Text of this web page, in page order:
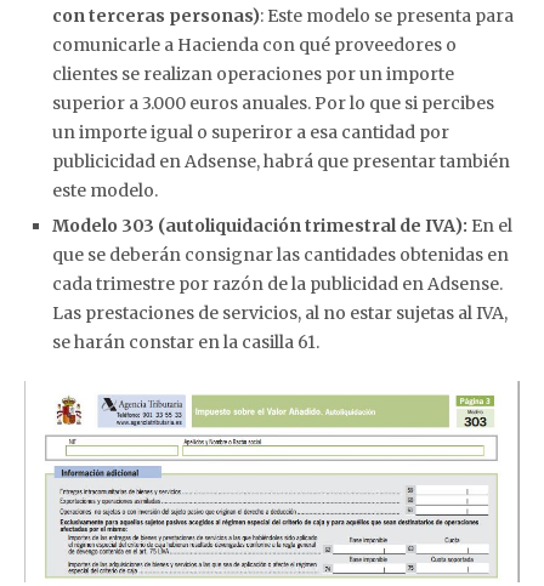
con terceras personas): Este modelo se presenta para
comunicarle a Hacienda con qué proveedores o
clientes se realizan operaciones por un importe
superior a 3.000 euros anuales. Por lo que si percibes
un importe igual o superiror a esa cantidad por
publicicidad en Adsense, habrá que presentar también
este modelo.
Modelo 303 (autoliquidación trimestral de IVA): En el
que se deberán consignar las cantidades obtenidas en
cada trimestre por razón de la publicidad en Adsense.
Las prestaciones de servicios, al no estar sujetas al IVA,
se harán constar en la casilla 61.